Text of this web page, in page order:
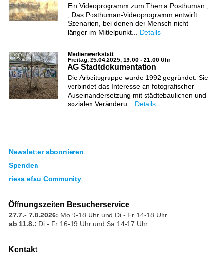
Ein Videoprogramm zum Thema Posthuman ,
, Das Posthuman-Videoprogramm entwirft
Szenarien, bei denen der Mensch nicht
länger im Mittelpunkt... Details
Medienwerkstatt
Freitag, 25.04.2025, 19:00 - 21:00 Uhr
AG Stadtdokumentation
Die Arbeitsgruppe wurde 1992 gegründet. Sie
verbindet das Interesse an fotografischer
Auseinandersetzung mit städtebaulichen und
sozialen Veränderu... Details
Newsletter abonnieren
Spenden
riesa efau Community
Öffnungszeiten Besucherservice
27.7.- 7.8.2026: Mo 9-18 Uhr und Di - Fr 14-18 Uhr
ab 11.8.: Di - Fr 16-19 Uhr und Sa 14-17 Uhr
Kontakt